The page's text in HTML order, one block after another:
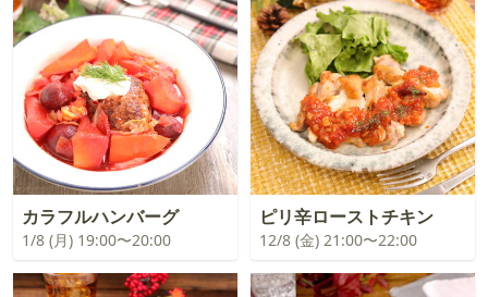
カラフルハンバーグ
1/8 (月) 19:00〜20:00
ピリ辛ローストチキン
12/8 (金) 21:00〜22:00